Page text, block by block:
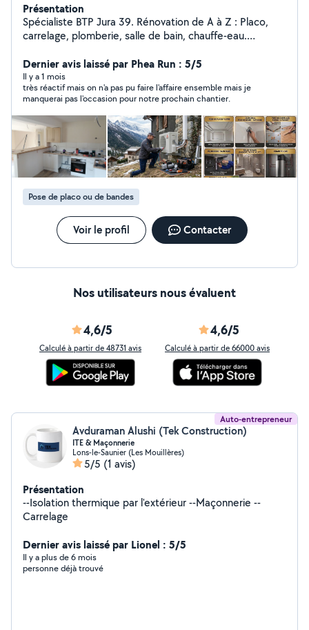
Présentation
Spécialiste BTP Jura 39. Rénovation de A à Z : Placo,
carrelage, plomberie, salle de bain, chauffe-eau.
l'installation d'équipements pompe à chaleur,
Climatisation performants. Travail soigné et de qualité
pour votre confort." Je intervient à 40km aux alentours
de Lons-le-Saunier 39000 pour toute demande
contactez par téléphone
Dernier avis laissé par Phea Run : 5/5
Il y a 1 mois
très réactif mais on n'a pas pu faire l'affaire ensemble mais je
manquerai pas l'occasion pour notre prochain chantier.
Pose de placo ou de bandes
Voir le profil Contacter
Nos utilisateurs nous évaluent
4,6/5
Calculé à partir de 48731 avis
4,6/5
Calculé à partir de 66000 avis
Auto-entrepreneur
Avduraman Alushi (Tek Construction)
ITE & Maçonnerie
Lons-le-Saunier (Les Mouillères)
5/5 (1 avis)
Présentation
--Isolation thermique par l'extérieur --Maçonnerie --
Carrelage
Dernier avis laissé par Lionel : 5/5
Il y a plus de 6 mois
personne déjà trouvé